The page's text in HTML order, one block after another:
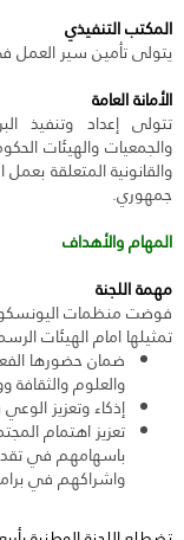
المكتب التنفيذي
يتولى تأمين سير العمل
الأمانة العامة
تتولى إعداد وتنفيذ
والجمعيات والهيئات
والقانونية المتعلقة
جمهوري.
المهام والأهداف
مهمة اللجنة
فوضت منظمات اليونسكو
تمثيلها امام الهيئات
ضمان حضورها
والعلوم والثقافة
إذكاء وتعزيز
تعزيز اهتمام
باسهامهم في تقدم
واشراكهم في